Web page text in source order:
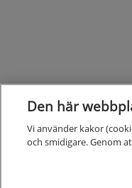
Den här
Vi använder kakor
och smidigare. Genom